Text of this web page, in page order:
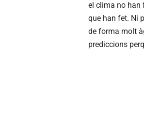
el clima no han
que han fet. Ni
de forma molt
prediccions